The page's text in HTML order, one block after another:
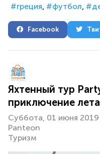
греция
футбол
Facebook
Яхтенный тур
приключение
Суббота, 01 июня 2019
Panteon
Туризм